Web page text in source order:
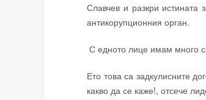
Славчев и разкри истината
антикорупционния орган.
С едното лице имам много
Ето това са задкулисните
какво да се каже!, отсече